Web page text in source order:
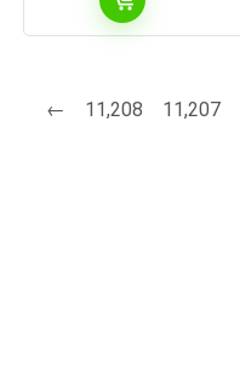
11,207
11,208
←